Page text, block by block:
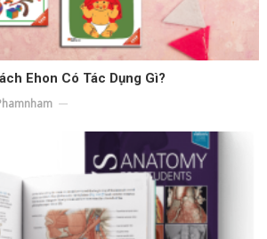
Ehon Có Tác Dụng Gì?